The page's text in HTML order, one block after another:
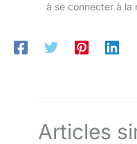
à se connecter à la
Articles